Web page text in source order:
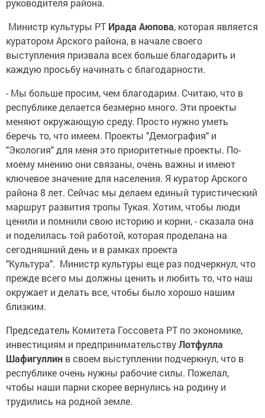
руководителя района.
Министр культуры РТ Ирада Аюпова, которая является
куратором Арского района, в начале своего
выступления призвала всех больше благодарить и
каждую просьбу начинать с благодарности.
- Мы больше просим, чем благодарим. Считаю, что в
республике делается безмерно много. Эти проекты
меняют окружающую среду. Просто нужно уметь
беречь то, что имеем. Проекты "Демография" и
"Экология" для меня это приоритетные проекты. По-
моему мнению они связаны, очень важны и имеют
ключевое значение для населения. Я куратор Арского
района 8 лет. Сейчас мы делаем единый туристический
маршрут развития тропы Тукая. Хотим, чтобы люди
ценили и помнили свою историю и корни, - сказала она
и поделилась той работой, которая проделана на
сегодняшний день и в рамках проекта
"Культура". Министр культуры еще раз подчеркнул, что
прежде всего мы должны ценить и любить то, что наш
окружает и делать все, чтобы было хорошо нашим
близким.
Председатель Комитета Госсовета РТ по экономике,
инвестициям и предпринимательствуЛотфулла
Шафигуллин в своем выступлении подчеркнул, что в
республике очень нужны рабочие силы. Пожелал,
чтобы наши парни скорее вернулись на родину и
трудились на родной земле.